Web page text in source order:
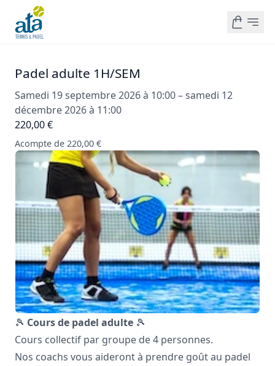
Padel adulte 1H/SEM
Samedi 19 septembre 2026 à 10:00 – samedi 12
décembre 2026 à 11:00
220,00 €
Acompte de 220,00 €
🎾 Cours de padel adulte 🎾
Cours collectif par groupe de 4 personnes.
Nos coachs vous aideront à prendre goût au padel